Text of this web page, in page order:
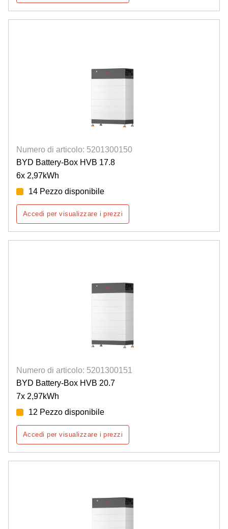
Numero di articolo: 5201300150
BYD Battery-Box HVB 17.8
6x 2,97kWh
14 Pezzo disponibile
Accedi per visualizzare i prezzi
Numero di articolo: 5201300151
BYD Battery-Box HVB 20.7
7x 2,97kWh
12 Pezzo disponibile
Accedi per visualizzare i prezzi